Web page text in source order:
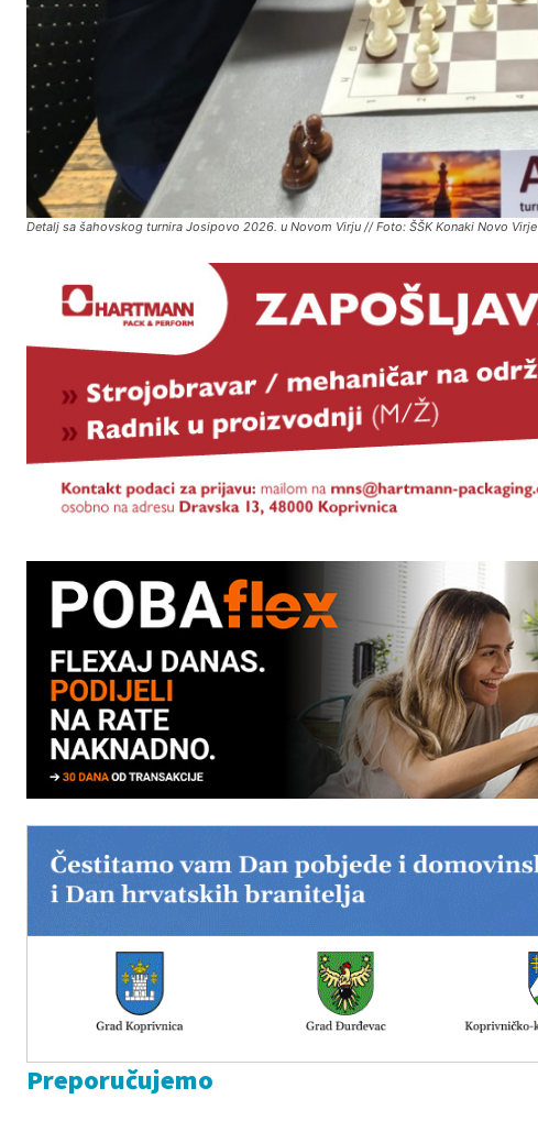
Detalj sa šahovskog turnira Josipovo 2026. u Novom Virju // Foto: ŠŠK Konaki Novo Virje
Preporučujemo